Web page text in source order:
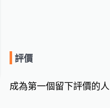
評價
成為第一個留下評價的人